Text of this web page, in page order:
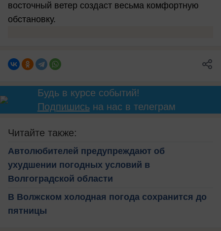
восточный ветер создаст весьма комфортную
обстановку.
Будь в курсе событий!
Подпишисьна нас в телеграм
Читайте также:
Автолюбителей предупреждают об
ухудшении погодных условий в
Волгоградской области
В Волжском холодная погода сохранится до
пятницы